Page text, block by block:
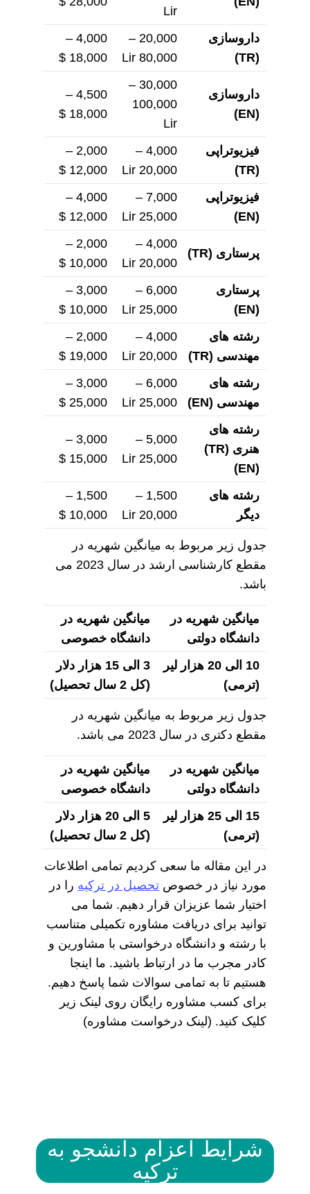
Lir
داروسازی
(TR)
20,000 –
80,000 Lir
4,000 –
18,000 $
داروسازی
(EN)
30,000 –
100,000
Lir
4,500 –
18,000 $
فیزیوتراپی
(TR)
4,000 –
20,000 Lir
2,000 –
12,000 $
فیزیوتراپی
(EN)
7,000 –
25,000 Lir
4,000 –
12,000 $
پرستاری (TR)
4,000 –
20,000 Lir
2,000 –
10,000 $
پرستاری
(EN)
6,000 –
25,000 Lir
3,000 –
10,000 $
رشته های
مهندسی (TR)
4,000 –
20,000 Lir
2,000 –
19,000 $
رشته های
مهندسی (EN)
6,000 –
25,000 Lir
3,000 –
25,000 $
رشته های
هنری
(TR)
(EN)
5,000 –
25,000 Lir
3,000 –
15,000 $
رشته های
دیگر
1,500 –
20,000 Lir
1,500 –
10,000 $
جدول زیر مربوط به میانگین شهریه در
مقطع کارشناسی ارشد در سال 2023 می
باشد.
میانگین شهریه در
دانشگاه دولتی
میانگین شهریه در
دانشگاه خصوصی
10 الی 20 هزار لیر
(ترمی)
3 الی 15 هزار دلار
(کل 2 سال تحصیل)
جدول زیر مربوط به میانگین شهریه در
مقطع دکتری در سال 2023 می باشد.
میانگین شهریه در
دانشگاه دولتی
میانگین شهریه در
دانشگاه خصوصی
15 الی 25 هزار لیر
(ترمی)
5 الی 20 هزار دلار
(کل 2 سال تحصیل)
در این مقاله ما سعی کردیم تمامی اطلاعات
مورد نیاز در خصوص تحصیل در ترکیه را در
اختیار شما عزیزان قرار دهیم. شما می
توانید برای دریافت مشاوره تکمیلی متناسب
با رشته و دانشگاه درخواستی با مشاورین و
کادر مجرب ما در ارتباط باشید. ما اینجا
هستیم تا به تمامی سوالات شما پاسخ دهیم.
برای کسب مشاوره رایگان روی لینک زیر
کلیک کنید. (لینک درخواست مشاوره)
شرایط اعزام دانشجو به
ترکیه